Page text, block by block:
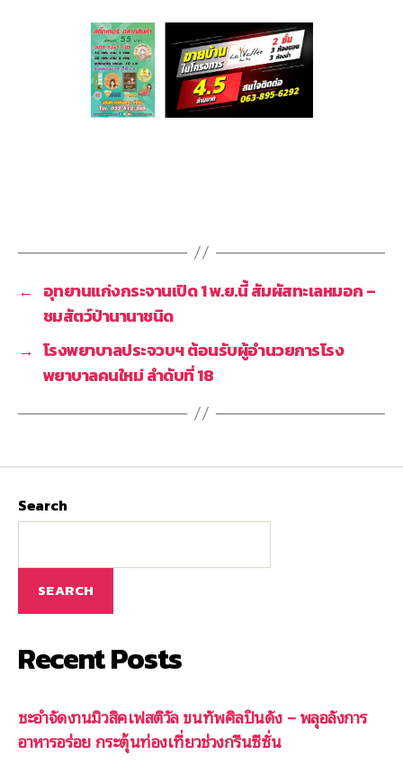
← อุทยานแก่งกระจานเปิด 1 พ.ย.นี้ สัมผัสทะเลหมอก –
ชมสัตว์ป่านานาชนิด
→ โรงพยาบาลประจวบฯ ต้อนรับผู้อำนวยการโรง
พยาบาลคนใหม่ ลำดับที่ 18
Search
SEARCH
Recent Posts
ชะอำจัดงานมิวสิคเฟสติวัล ขนทัพศิลปินดัง – พลุอลังการ
อาหารอร่อย กระตุ้นท่องเที่ยวช่วงกรีนซีซั่น